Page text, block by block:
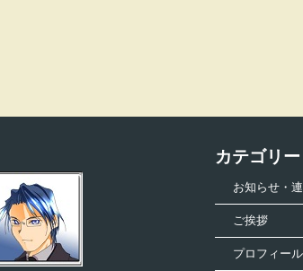
カテゴリー
お知らせ・
ご挨拶
プロフィール